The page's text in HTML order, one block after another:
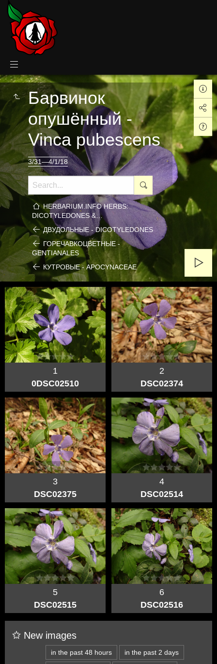
Барвинок
опушённый -
Vinca pubescens
3/31—4/1/18
HERBARIUM.INFO HERBS:
DICOTYLEDONES &…
ДВУДОЛЬНЫЕ - DICOTYLEDONES
ГОРЕЧАВКОЦВЕТНЫЕ -
GENTIANALES
КУТРОВЫЕ - APOCYNACEAE
1
0DSC02510
2
DSC02374
3
DSC02375
4
DSC02514
5
DSC02515
6
DSC02516
New images
in the past 48 hours in the past 2 days